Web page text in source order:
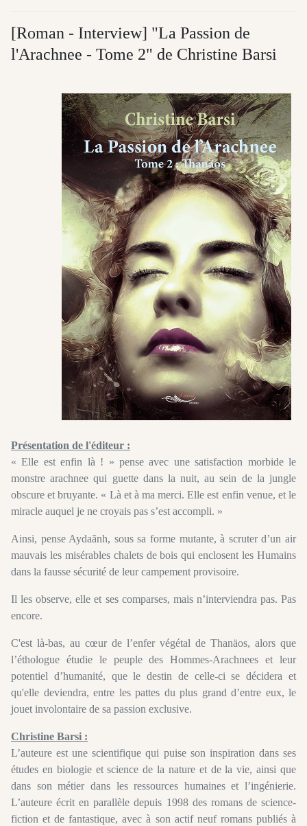
[Roman - Interview] "La Passion de
l'Arachnee - Tome 2" de Christine Barsi
Présentation de l'éditeur :
« Elle est enfin là ! » pense avec une satisfaction morbide le
monstre arachnee qui guette dans la nuit, au sein de la jungle
obscure et bruyante. « Là et à ma merci. Elle est enfin venue, et le
miracle auquel je ne croyais pas s’est accompli. »
Ainsi, pense Aydaãnh, sous sa forme mutante, à scruter d’un air
mauvais les misérables chalets de bois qui enclosent les Humains
dans la fausse sécurité de leur campement provisoire.
Il les observe, elle et ses comparses, mais n’interviendra pas. Pas
encore.
C'est là-bas, au cœur de l’enfer végétal de Thanäos, alors que
l’éthologue étudie le peuple des Hommes-Arachnees et leur
potentiel d’humanité, que le destin de celle-ci se décidera et
qu'elle deviendra, entre les pattes du plus grand d’entre eux, le
jouet involontaire de sa passion exclusive.
Christine Barsi :
L’auteure est une scientifique qui puise son inspiration dans ses
études en biologie et science de la nature et de la vie, ainsi que
dans son métier dans les ressources humaines et l’ingénierie.
L’auteure écrit en parallèle depuis 1998 des romans de science-
fiction et de fantastique, avec à son actif neuf romans publiés à